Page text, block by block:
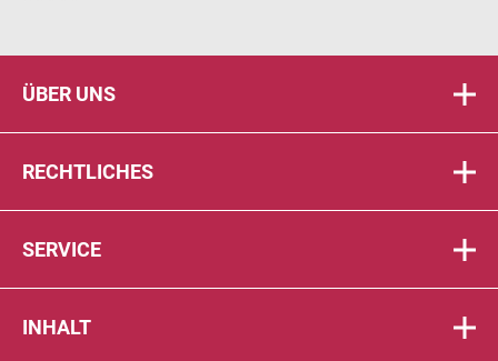
ÜBER UNS
RECHTLICHES
SERVICE
INHALT